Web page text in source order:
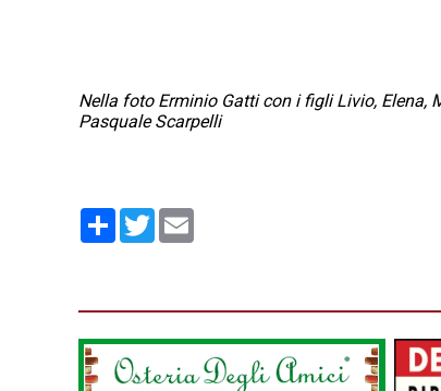
Nella foto Erminio Gatti con i figli Livio, Elena,
Pasquale Scarpelli
Condividi
Twitter